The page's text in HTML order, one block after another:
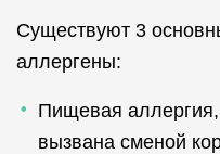
Существуют 3
аллергены:
Пищевая
вызвана сменой